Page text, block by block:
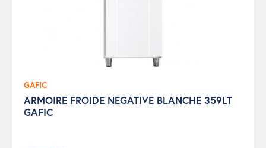
GAFIC
ARMOIRE FROIDE NEGATIVE BLANCHE 359LT
GAFIC